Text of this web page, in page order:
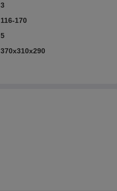
3
116-170
5
370x310x290